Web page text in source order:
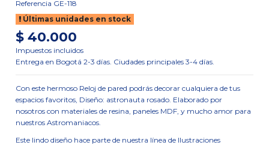
Referencia GE-118
Últimas unidades en stock
$ 40.000
Impuestos incluidos
Entrega en Bogotá 2-3 días. Ciudades principales 3-4 días.
Con este hermoso Reloj de pared podrás decorar cualquiera de tus
espacios favoritos, Diseño: astronauta rosado. Elaborado por
nosotros con materiales de resina, paneles MDF, y mucho amor para
nuestros Astromaniacos.
Este lindo diseño hace parte de nuestra línea de Ilustraciones